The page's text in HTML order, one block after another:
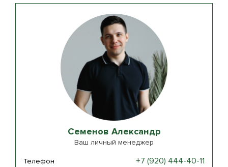
Семенов Александр
Ваш личный менеджер
Телефон +7 (920) 444-40-11